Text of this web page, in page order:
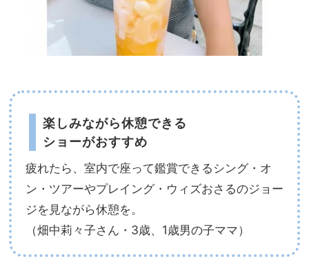
楽しみながら休憩できる
ショーがおすすめ
疲れたら、室内で座って鑑賞できるシング・オ
ン・ツアーやプレイング・ウィズおさるのジョー
ジを見ながら休憩を。
（畑中莉々子さん・3歳、1歳男の子ママ）